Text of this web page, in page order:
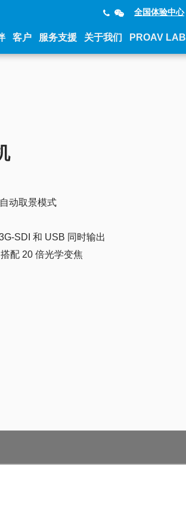
全国体验中心
客户 服务支援 关于我们 PROAV LAB
动取景模式
SDI 和 USB 同时输出
配 20 倍光学变焦